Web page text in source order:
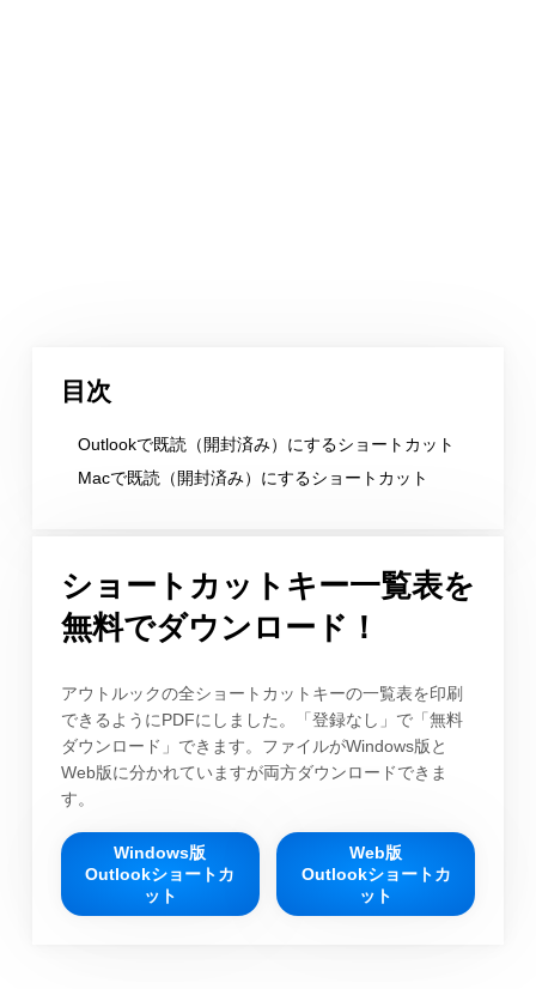
目次
Outlookで既読（開封済み）にするショートカット
Macで既読（開封済み）にするショートカット
ショートカットキー一覧表を
無料でダウンロード！
アウトルックの全ショートカットキーの一覧表を印刷
できるようにPDFにしました。「登録なし」で「無料
ダウンロード」できます。ファイルがWindows版と
Web版に分かれていますが両方ダウンロードできま
す。
Windows版
Outlookショートカ
ット
Web版
Outlookショートカ
ット